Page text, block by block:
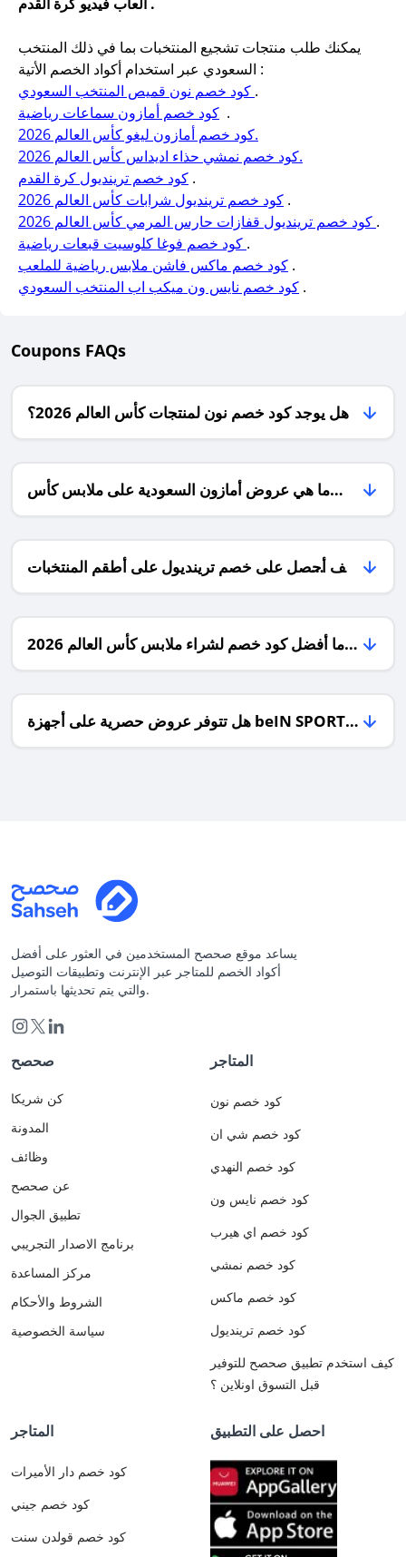
يمكنك طلب منتجات تشجيع المنتخبات بما في ذلك المنتخب
السعودي عبر استخدام أكواد الخصم الأتية :
.
كود خصم أمازون سماعات رياضية .
كود خصم أمازون ليغو كأس العالم 2026.
كود خصم نمشي حذاء اديداس كأس العالم 2026.
كود خصم ترينديول كرة القدم .
كود خصم ترينديول شرابات كأس العالم 2026 .
.
.
كود خصم ماكس فاشن ملابس رياضية للملعب .
كود خصم نايس ون ميكب اب المنتخب السعودي .
Coupons FAQs
هل يوجد كود خصم نون لمنتجات كأس العالم 2026؟
ما هي عروض أمازون السعودية على ملابس كأس
العالم 2026؟
كيف أحصل على خصم ترينديول على أطقم المنتخبات
في كأس العالم 2026؟
ما أفضل كود خصم لشراء ملابس كأس العالم 2026
من نون أو أمازون؟
هل تتوفر عروض حصرية على أجهزة beIN SPORTS
في ترينديول خلال كأس العالم 2026؟
يساعد موقع صحصح المستخدمين في العثور على أفضل
أكواد الخصم للمتاجر عبر الإنترنت وتطبيقات التوصيل
والتي يتم تحديثها باستمرار.
صحصح
كن شريكا
المدونة
وظائف
عن صحصح
تطبيق الجوال
برنامج الاصدار التجريبي
مركز المساعدة
الشروط والأحكام
سياسة الخصوصية
المتاجر
كود خصم نون
كود خصم شي ان
كود خصم النهدي
كود خصم نايس ون
كود خصم اي هيرب
كود خصم نمشي
كود خصم ماكس
كود خصم ترينديول
كيف استخدم تطبيق صحصح للتوفير
قبل التسوق اونلاين ؟
المتاجر
كود خصم دار الأميرات
كود خصم جيني
كود خصم قولدن سنت
احصل على التطبيق